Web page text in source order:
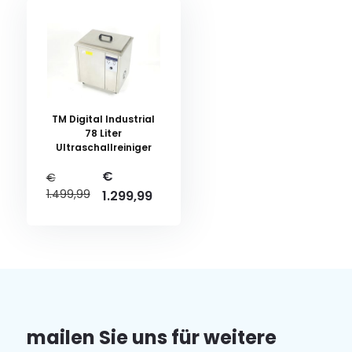
TM Digital Industrial
78 Liter
Ultraschallreiniger
€
1.499,99
€
1.299,99
mailen Sie uns für weitere